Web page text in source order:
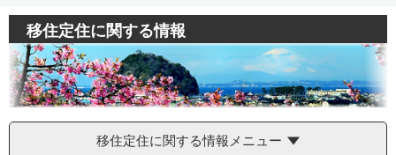
す
。
し
て
本
文
へ
G
o
g
l
e
カ
検
索
対
すべて ページ PDF
もしものときは
音声読み上げ
文字サイズ 標準 拡大
安
心
メ
ー
ル
とじる
移住定住に関する情報
移住定住に関する情報メニュー